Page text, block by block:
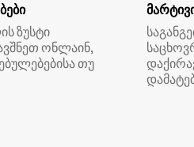
ზუსტი
ონლაინ,
თუ